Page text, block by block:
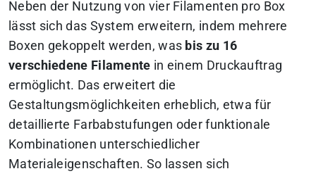
Neben der Nutzung von vier Filamenten pro Box
lässt sich das System erweitern, indem mehrere
Boxen gekoppelt werden, was bis zu 16
verschiedene Filamente in einem Druckauftrag
ermöglicht. Das erweitert die
Gestaltungsmöglichkeiten erheblich, etwa für
detaillierte Farbabstufungen oder funktionale
Kombinationen unterschiedlicher
Materialeigenschaften. So lassen sich